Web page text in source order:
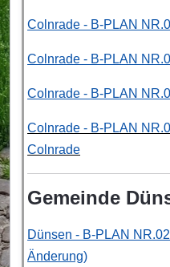
Colnrade - B-PLAN
Colnrade - B-PLAN
Colnrade - B-PLAN
Colnrade - B-PLAN
Colnrade
Gemeinde
Dünsen - B-PLAN
Änderung)